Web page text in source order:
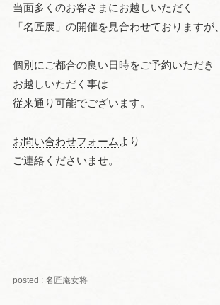
当面多くのお客さまにお越しいただく
「名匠展」の開催を見合わせておりますが、
個別にご都合の良い日時をご予約いただき
お越しいただく事は
従来通り可能でございます。
お問い合わせフォーム より
ご連絡くださいませ。
posted : 名匠庵女将